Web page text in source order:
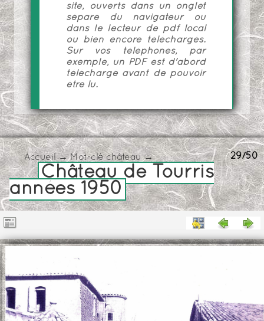
site, ouverts dans un onglet
séparé du navigateur ou
dans le lecteur de pdf local
ou bien encore téléchargés.
Sur vos téléphones, par
exemple, un PDF est d'abord
téléchargé avant de pouvoir
être lu.
29/50
Accueil→Mot-clé château→
Château de Tourris
années 1950